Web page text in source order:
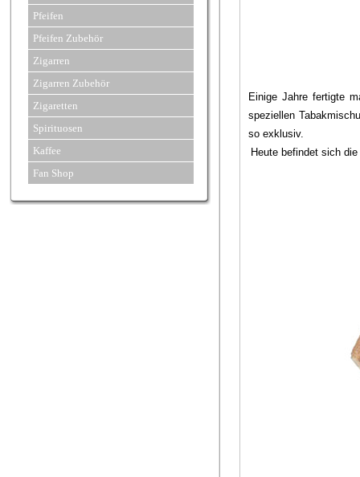
Pfeifen
Pfeifen Zubehör
Zigarren
Zigarren Zubehör
Zigaretten
Spirituosen
Kaffee
Fan Shop
Einige Jahre fertigte
speziellen
so exklusiv.
Heute befindet sich